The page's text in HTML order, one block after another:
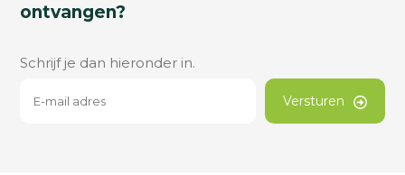
ontvangen?
Schrijf je dan hieronder in.
Versturen